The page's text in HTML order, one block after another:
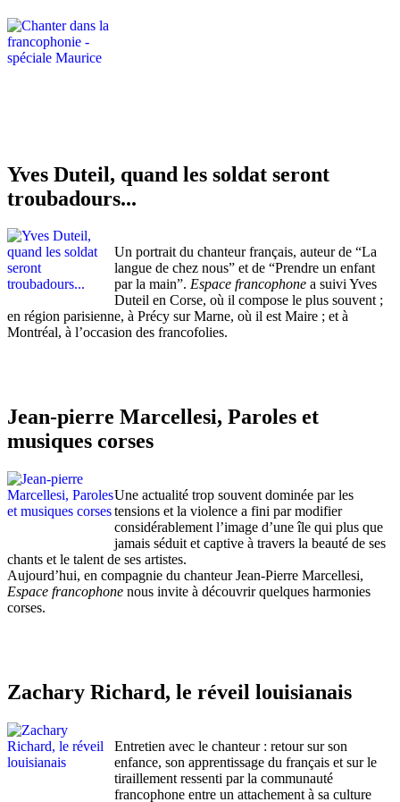
Yves Duteil, quand les soldat seront
troubadours...
Un portrait du chanteur français, auteur de “La
langue de chez nous” et de “Prendre un enfant
par la main”. Espace francophone a suivi Yves
Duteil en Corse, où il compose le plus souvent ;
en région parisienne, à Précy sur Marne, où il est Maire ; et à
Montréal, à l’occasion des francofolies.
Jean-pierre Marcellesi, Paroles et
musiques corses
Une actualité trop souvent dominée par les
tensions et la violence a fini par modifier
considérablement l’image d’une île qui plus que
jamais séduit et captive à travers la beauté de ses
chants et le talent de ses artistes.
Aujourd’hui, en compagnie du chanteur Jean-Pierre Marcellesi,
Espace francophone nous invite à découvrir quelques harmonies
corses.
Zachary Richard, le réveil louisianais
Entretien avec le chanteur : retour sur son
enfance, son apprentissage du français et sur le
tiraillement ressenti par la communauté
francophone entre un attachement à sa culture